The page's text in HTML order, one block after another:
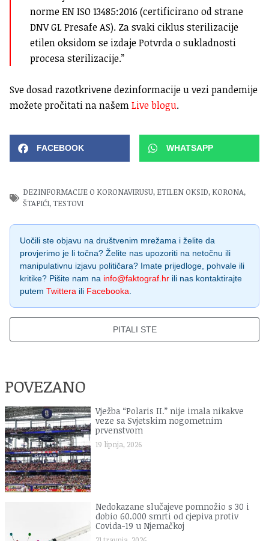
norme EN ISO 13485:2016 (certificirano od strane
DNV GL Presafe AS). Za svaki ciklus sterilizacije
etilen oksidom se izdaje Potvrda o sukladnosti
procesa sterilizacije.”
Sve dosad razotkrivene dezinformacije u vezi pandemije
možete pročitati na našemLive blogu.
FACEBOOK WHATSAPP
DEZINFORMACIJE O KORONAVIRUSU, ETILEN OKSID, KORONA,
ŠTAPIĆI,TESTOVI
Uočili ste objavu na društvenim mrežama i želite da
provjerimo je li točna? Želite nas upozoriti na netočnu ili
manipulativnu izjavu političara? Imate prijedloge, pohvale ili
kritike? Pišite nam na info@faktograf.hr ili nas kontaktirajte
putem Twittera ili Facebooka.
PITALI STE
POVEZANO
Vježba “Polaris II.” nije imala nikakve
veze sa Svjetskim nogometnim
prvenstvom
19 lipnja, 2026
Nedokazane slučajeve pomnožio s 30 i
dobio 60.000 smrti od cjepiva protiv
Covida-19 u Njemačkoj